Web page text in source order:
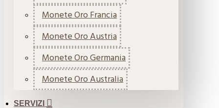
Monete Oro Francia
Monete Oro Austria
Monete Oro Germania
Monete Oro Australia
SERVIZI